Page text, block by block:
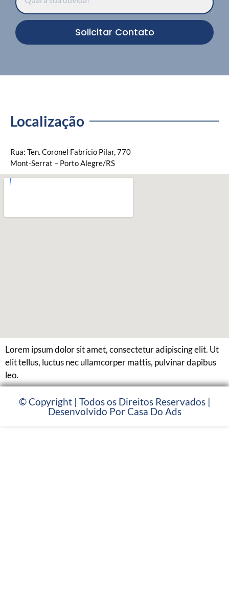
Solicitar Contato
Localização
Rua: Ten. Coronel Fabrício Pilar, 770
Mont-Serrat – Porto Alegre/RS
Lorem ipsum dolor sit amet, consectetur adipiscing elit. Ut
elit tellus, luctus nec ullamcorper mattis, pulvinar dapibus
leo.
© Copyright | Todos os Direitos Reservados |
Desenvolvido Por Casa Do Ads